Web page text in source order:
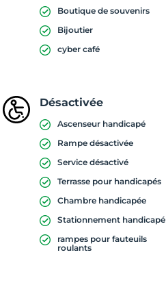
Boutique de souvenirs
Bijoutier
cyber café
Désactivée
Ascenseur handicapé
Rampe désactivée
Service désactivé
Terrasse pour handicapés
Chambre handicapée
Stationnement handicapé
rampes pour fauteuils
roulants